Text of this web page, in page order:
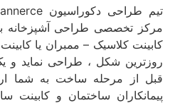
مرکز تخصصی طراحی آشپزخانه
کابینت کلاسیک – ممبران یا
روزترین شکل ، طراحی نماید و
قبل از مرحله ساخت به شما
پیمانکاران ساختمان و کابینت